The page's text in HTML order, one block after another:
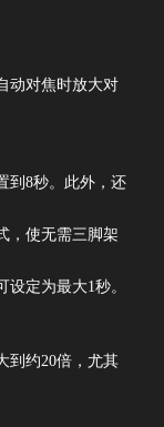
动对焦时放大对
到8秒。此外，还
，使无需三脚架
定为最大1秒。
到约20倍，尤其